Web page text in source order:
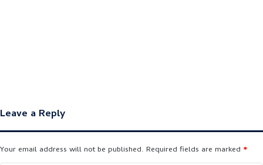
Leave a Reply
Your email address will not be published. Required fields are marked *